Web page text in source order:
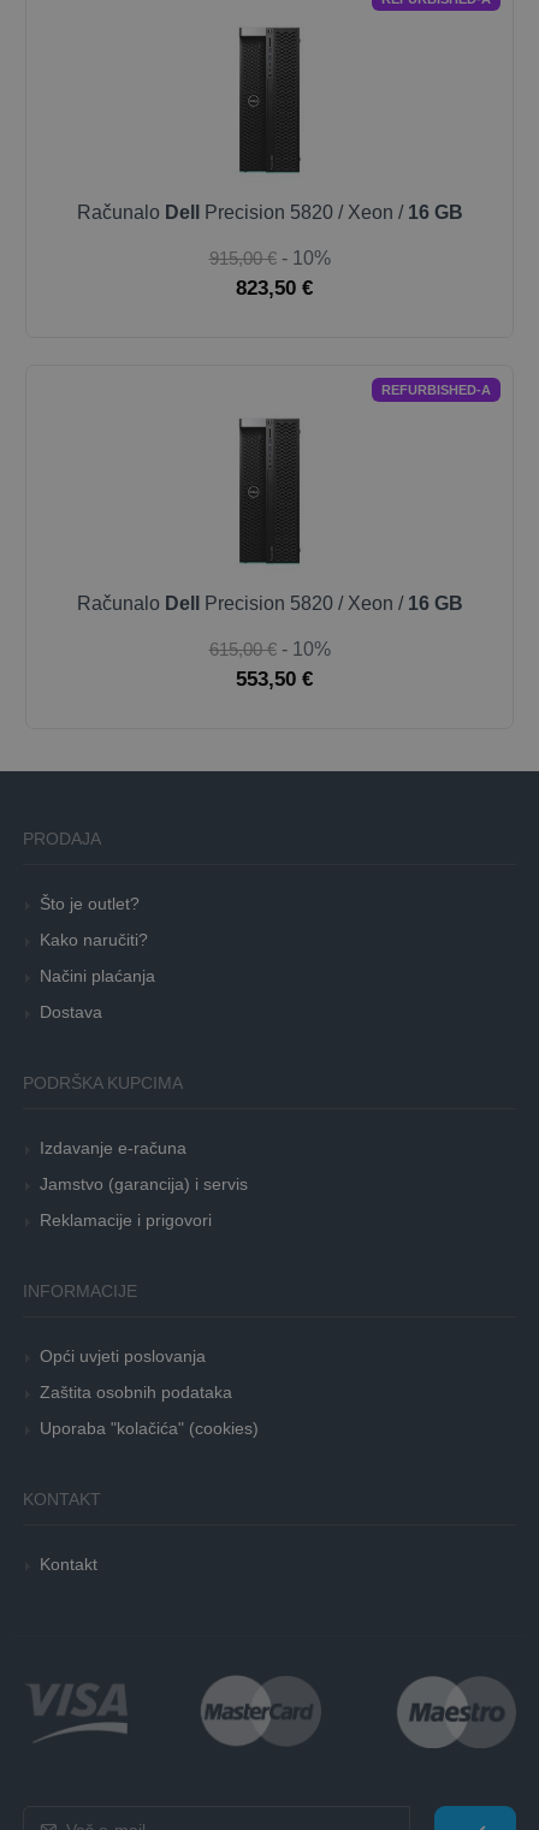
Računalo Dell Precision 5820 / Xeon / 16 GB
915,00 € - 10%
823,50 €
REFURBISHED-A
Računalo Dell Precision 5820 / Xeon / 16 GB
615,00 € - 10%
553,50 €
PRODAJA
Što je outlet?
Kako naručiti?
Načini plaćanja
Dostava
PODRŠKA KUPCIMA
Izdavanje e-računa
Jamstvo (garancija) i servis
Reklamacije i prigovori
INFORMACIJE
Opći uvjeti poslovanja
Zaštita osobnih podataka
Uporaba "kolačića" (cookies)
KONTAKT
Kontakt